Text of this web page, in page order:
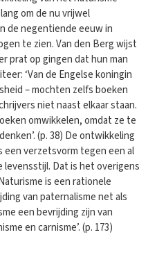
om de nu vrijwel
de negentiende eeuw in
te zien. Van den Berg wijst
prat op gingen dat hun man
‘Van de Engelse koningin
– mochten zelfs boeken
niet naast elkaar staan.
omwikkelen, omdat ze te
(p. 38) De ontwikkeling
een verzetsvorm tegen een al
Dat is het overigens
is een rationele
van paternalisme net als
een bevrijding zijn van
en carnisme’. (p. 173)